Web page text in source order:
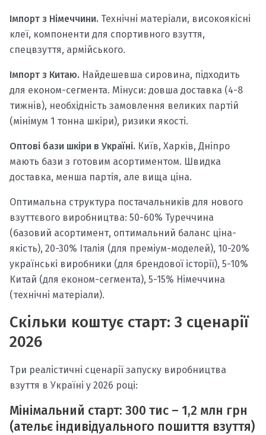
Імпорт з Німеччини. Технічні матеріали, високоякісні
клеї, компоненти для спортивного взуття,
спецвзуття, армійського.
Імпорт з Китаю. Найдешевша сировина, підходить
для економ-сегмента. Мінуси: довша доставка (4-8
тижнів), необхідність замовлення великих партій
(мінімум 1 тонна шкіри), ризики якості.
Оптові бази шкіри в Україні. Київ, Харків, Дніпро
мають бази з готовим асортиментом. Швидка
доставка, менша партія, але вища ціна.
Оптимальна структура постачальників для нового
взуттєвого виробництва: 50-60% Туреччина
(базовий асортимент, оптимальний баланс ціна-
якість), 20-30% Італія (для преміум-моделей), 10-20%
українські виробники (для брендової історії), 5-10%
Китай (для економ-сегмента), 5-15% Німеччина
(технічні матеріали).
Скільки коштує старт: 3 сценарії
2026
Три реалістичні сценарії запуску виробництва
взуття в Україні у 2026 році:
Мінімальний старт: 300 тис – 1,2 млн грн
(ательє індивідуального пошиття взуття)